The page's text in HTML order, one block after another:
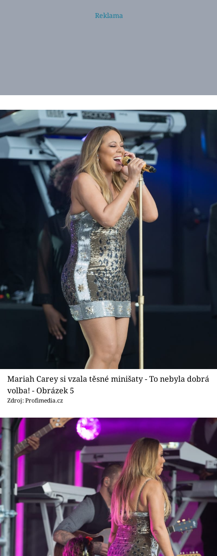
Mariah Carey si vzala těsné minišaty - To nebyla dobrá
volba! - Obrázek 5
Zdroj: Profimedia.cz